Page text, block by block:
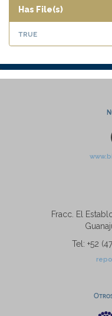
Has File(s)
true
Fracc. El
Tel: +52